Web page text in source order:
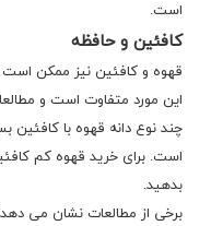
است.
کافئین و حافظه
قهوه و کافئین نیز ممکن است
این مورد متفاوت است و
چند نوع دانه قهوه با کافئین
است. برای خرید قهوه کم
بدهید.
برخی از مطالعات نشان می